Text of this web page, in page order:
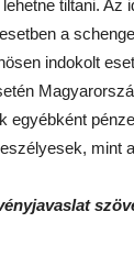
tiltani. Az
a
indokolt
egyébként
mint